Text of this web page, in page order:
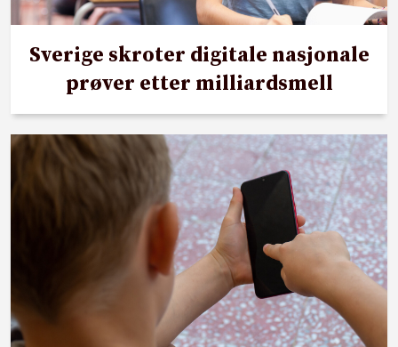
Sverige skroter digitale nasjonale
prøver etter milliardsmell